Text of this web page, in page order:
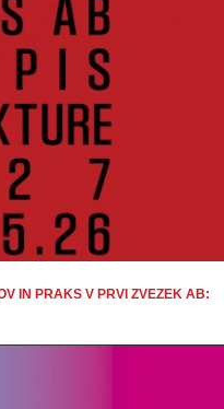
IN PRAKS V PRVI ZVEZEK AB: